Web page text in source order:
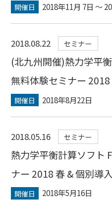
開催日 2018年11月 7日 〜
2018.08.22 セミナー
(北九州開催)熱力学平
無料体験セミナー
開催日 2018年8月22日
2018.05.16 セミナー
熱力学平衡計算ソフト
ナー 2018 春 & 個別導
開催日 2018年5月16日